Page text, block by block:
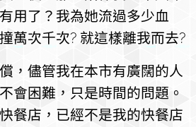
用了？我為她流過多少血
萬次千次? 就這樣離我而去?
，儘管我在本市有廣闊的人
會困難，只是時間的問題。
餐店，已經不是我的快餐店